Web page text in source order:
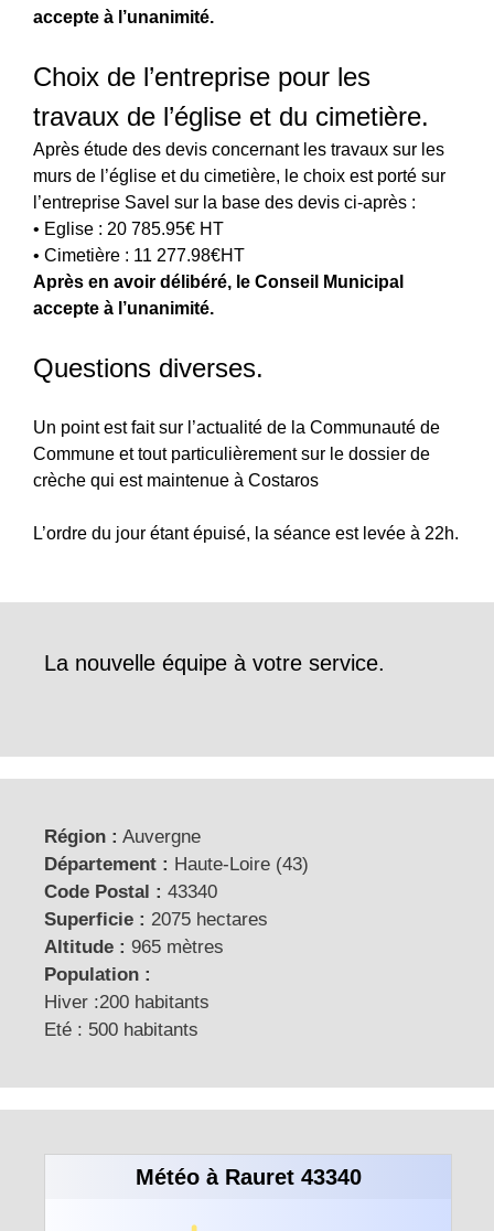
accepte à l’unanimité.
Choix de l’entreprise pour les
travaux de l’église et du cimetière.
Après étude des devis concernant les travaux sur les
murs de l’église et du cimetière, le choix est porté sur
l’entreprise Savel sur la base des devis ci-après :
• Eglise : 20 785.95€ HT
• Cimetière : 11 277.98€HT
Après en avoir délibéré, le Conseil Municipal
accepte à l’unanimité.
Questions diverses.
Un point est fait sur l’actualité de la Communauté de
Commune et tout particulièrement sur le dossier de
crèche qui est maintenue à Costaros
L’ordre du jour étant épuisé, la séance est levée à 22h.
La nouvelle équipe à votre service.
Région : Auvergne
Département : Haute-Loire (43)
Code Postal : 43340
Superficie : 2075 hectares
Altitude : 965 mètres
Population :
Hiver :200 habitants
Eté : 500 habitants
Météo à Rauret 43340